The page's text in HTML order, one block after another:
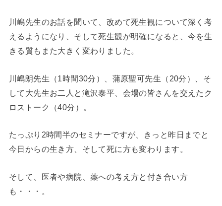
川嶋先生のお話を聞いて、改めて死生観について深く考
えるようになり、そして死生観が明確になると、今を生
きる質もまた大きく変わりました。
川嶋朗先生（1時間30分）、蒲原聖可先生（20分）、そ
して大先生お二人と滝沢泰平、会場の皆さんを交えたク
ロストーク（40分）。
たっぷり2時間半のセミナーですが、きっと昨日までと
今日からの生き方、そして死に方も変わります。
そして、医者や病院、薬への考え方と付き合い方
も・・・。